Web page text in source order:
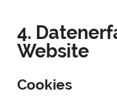
4.
Website
Cookies